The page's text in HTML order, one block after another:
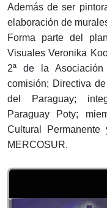
Además de ser
elaboración de
Forma parte del
Visuales Veronika
2ª de la
comisión; Directiva
del Paraguay;
Paraguay Poty;
Cultural
MERCOSUR.